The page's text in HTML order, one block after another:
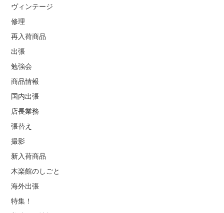
ヴィンテージ
修理
再入荷商品
出張
勉強会
商品情報
国内出張
店長業務
張替え
撮影
新入荷商品
木楽館のしごと
海外出張
特集！